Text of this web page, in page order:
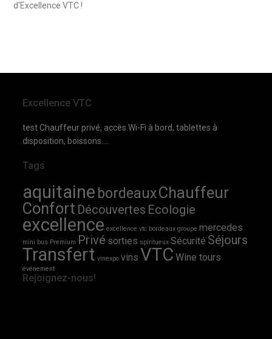
d'Excellence VTC !
Excellence VTC
test Chauffeur privé, accès Wi-Fi à bord, tablettes à
disposition, boissons....
Tags
aquitaine bordeauxChauffeur
Confort Découvertes Ecologie
excellence excellence vtc bordeaux groupe mercedes
mini bus Premium Privé sorties spiritueux Sécurité Séjours
Transfert vinexpo vins VTC Wine tours
événement
Rejoignez-nous!